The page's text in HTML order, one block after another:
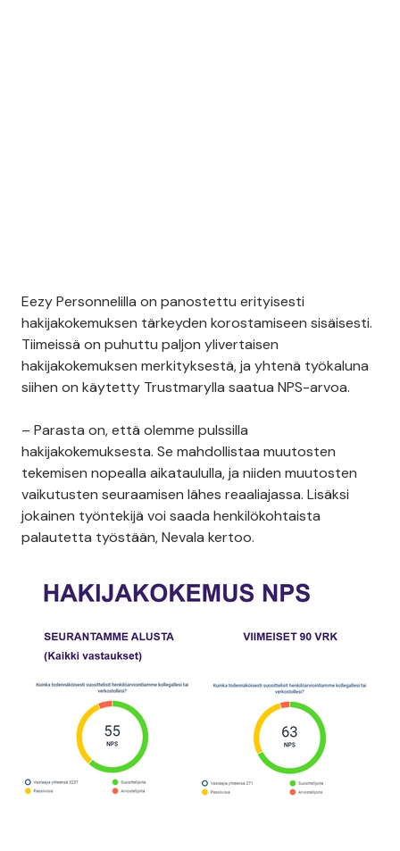
Eezy Personnelilla on panostettu erityisesti
hakijakokemuksen tärkeyden korostamiseen sisäisesti.
Tiimeissä on puhuttu paljon ylivertaisen
hakijakokemuksen merkityksestä, ja yhtenä työkaluna
siihen on käytetty Trustmarylla saatua NPS-arvoa.
– Parasta on, että olemme pulssilla
hakijakokemuksesta. Se mahdollistaa muutosten
tekemisen nopealla aikataululla, ja niiden muutosten
vaikutusten seuraamisen lähes reaaliajassa. Lisäksi
jokainen työntekijä voi saada henkilökohtaista
palautetta työstään, Nevala kertoo.